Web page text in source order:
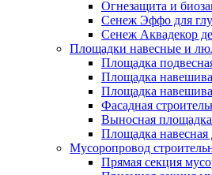
Огнезащита и
Сенеж Эффо для
Сенеж Аквадекор
Площадки навесные и
Площадка
Площадка
Площадка
Фасадная
Выносная площадка
Площадка
Мусоропровод
Прямая секция